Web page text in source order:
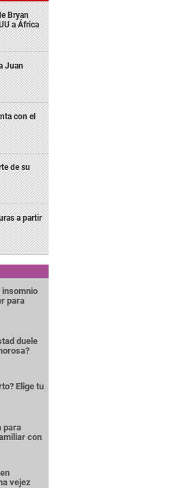
Bryan
a África
Juan
con el
de su
a partir
insomnio
para
duele
Elige tu
para
con
vejez